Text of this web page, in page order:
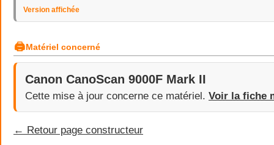
Version affichée
🖨Matériel concerné
Canon CanoScan 9000F Mark II
Cette mise à jour concerne ce matériel. Voir la fiche
← Retour page constructeur